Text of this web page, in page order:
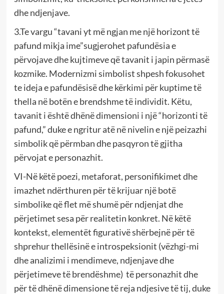
dhe ndjenjave.
3.Te vargu “tavani yt më ngjan me një horizont të
pafund mikja ime”sugjerohet pafundësia e
përvojave dhe kujtimeve që tavanit i japin përmasë
kozmike. Modernizmi simbolist shpesh fokusohet
te ideja e pafundësisë dhe kërkimi për kuptime të
thella në botën e brendshme të individit. Këtu,
tavanit i është dhënë dimensioni i një “horizonti të
pafund,” duke e ngritur atë në nivelin e një peizazhi
simbolik që përmban dhe pasqyron të gjitha
përvojat e personazhit.
VI-Në këtë poezi, metaforat, personifikimet dhe
imazhet ndërthuren për të krijuar një botë
simbolike që flet më shumë për ndjenjat dhe
përjetimet sesa për realitetin konkret. Në këtë
kontekst, elementët figurativë shërbejnë për të
shprehur thellësinë e introspeksionit (vëzhgi-mi
dhe analizimi i mendimeve, ndjenjave dhe
përjetimeve të brendëshme) të personazhit dhe
për të dhënë dimensione të reja ndjesive të tij, duke